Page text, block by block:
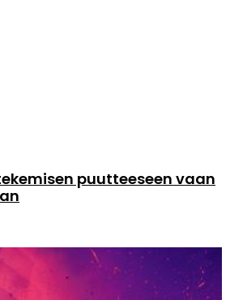
puutteeseen vaan